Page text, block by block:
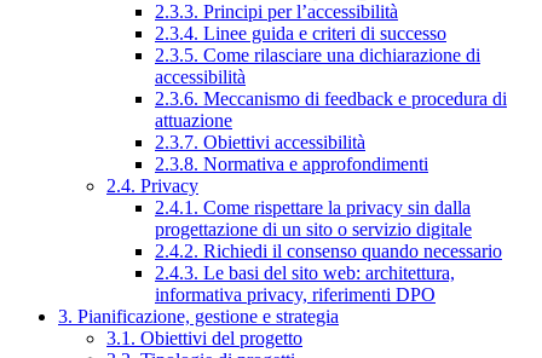
2.3.3. Principi per l’accessibilità
2.3.4. Linee guida e criteri di successo
2.3.5. Come rilasciare una dichiarazione di
accessibilità
2.3.6. Meccanismo di feedback e procedura di
attuazione
2.3.7. Obiettivi accessibilità
2.3.8. Normativa e approfondimenti
2.4. Privacy
2.4.1. Come rispettare la privacy sin dalla
progettazione di un sito o servizio digitale
2.4.2. Richiedi il consenso quando necessario
2.4.3. Le basi del sito web: architettura,
informativa privacy, riferimenti DPO
3. Pianificazione, gestione e strategia
3.1. Obiettivi del progetto